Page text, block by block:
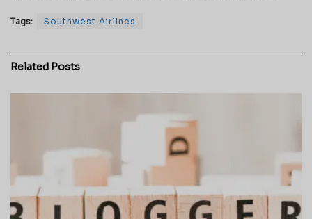
Tags: Southwest Airlines
Related Posts